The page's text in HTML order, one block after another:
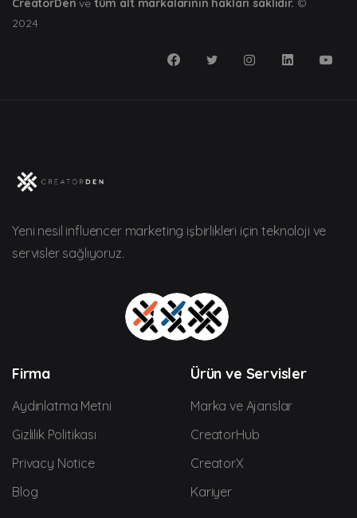
CreatorDen ve tüm alt markalarının hakları saklıdır. ©
2024
Yeni nesil influencer marketing işbirlikleri için teknoloji ve
servisler sağlıyoruz.
Firma
Aydınlatma Metni
Gizlilik Politikası
Privacy Notice
Blog
Ürün ve Servisler
Marka ve Ajanslar
CreatorHub
CreatorX
Kariyer